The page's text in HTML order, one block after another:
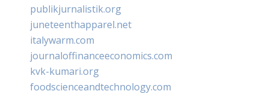
publikjurnalistik.org
juneteenthapparel.net
italywarm.com
journaloffinanceeconomics.com
kvk-kumari.org
foodscienceandtechnology.com